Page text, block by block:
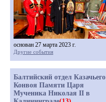
основан 27 марта 2023 г.
Другие события
Балтийский отдел Казачьего
Конвоя Памяти Царя
Мученика Николая II в